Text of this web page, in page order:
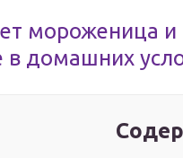
мороженица и
домашних